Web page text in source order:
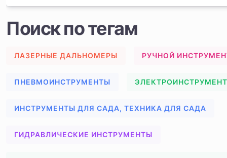
Поиск по тегам
ЛАЗЕРНЫЕ ДАЛЬНОМЕРЫ РУЧНОЙ
ПНЕВМОИНСТРУМЕНТЫ
ИНСТРУМЕНТЫ ДЛЯ САДА, ТЕХНИКА ДЛЯ САДА
ГИДРАВЛИЧЕСКИЕ ИНСТРУМЕНТЫ